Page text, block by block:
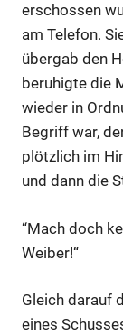
erschossen
am Telefon.
übergab den
beruhigte die
wieder in
Begriff war,
plötzlich im
und dann die
“Mach doch
Weiber!“
Gleich darauf
eines